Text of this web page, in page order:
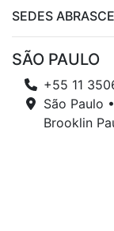
SEDES ABRASCE
SÃO PAULO
+55 11
São Paulo
Brooklin